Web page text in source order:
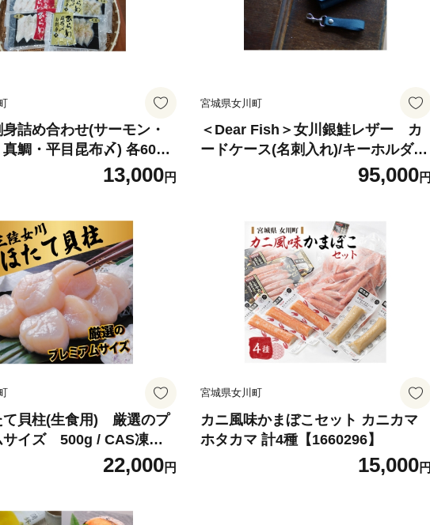
詰め合わせ(サーモン・
鯛・平目昆布〆) 各60g×
13,000円
宮城県女川町
＜Dear Fish＞女川銀鮭レザー カ
ードケース(名刺入れ)/キーホルダー
セット Color:縹【1705581】95,000円
て貝柱(生食用) 厳選のプ
サイズ 500g / CAS凍結 /
町_ほたて 帆立 ホタテ
魚介 生食用 冷凍 美味し
22,000円
宮城県女川町
カニ風味かまぼこセット カニカマ
ホタカマ 計4種【1660296】
15,000円